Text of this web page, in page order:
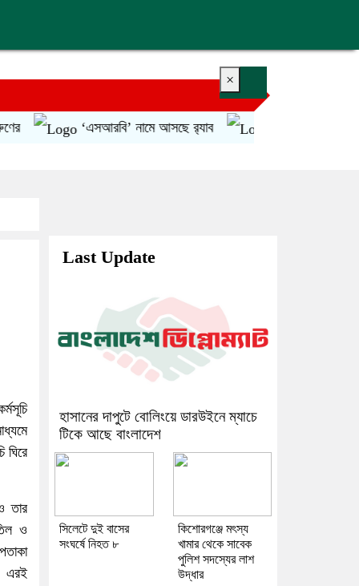
‘এসআরবি’ নামে আসছে র‌্যাব সোমবার এসএসসির ফল
×
ঘিরে
তার
ও
এরই
Last Update
হাসানের দাপুটে বোলিংয়ে ডারউইনে ম্যাচে
টিকে আছে বাংলাদেশ
সিলেটে দুই বাসের
সংঘর্ষে নিহত ৮
কিশোরগঞ্জে মৎস্য
খামার থেকে সাবেক
পুলিশ সদস্যের লাশ
উদ্ধার